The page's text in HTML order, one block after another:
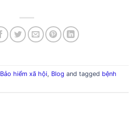
Bảo hiểm xã hội, Blog and tagged bệnh